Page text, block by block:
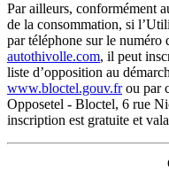
Par ailleurs, conformément
de la consommation, si
par téléphone sur le numéro
autothivolle.com, il peut
liste d’opposition au
www.bloctel.gouv.frou par
Opposetel - Bloctel, 6 rue
inscription est gratuite et